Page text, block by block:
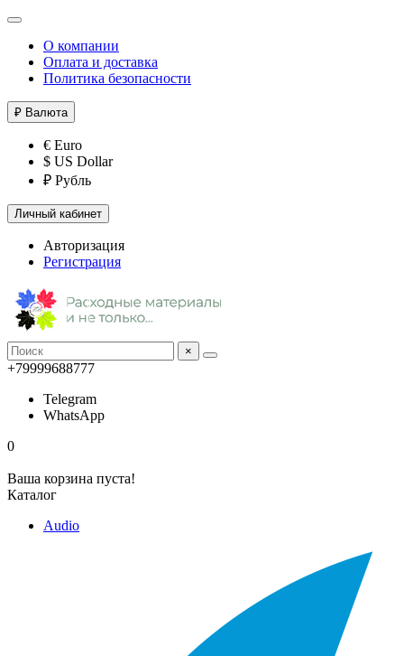
О компании
Оплата и доставка
Политика безопасности
₽ Валюта
€ Euro
$ US Dollar
₽ Рубль
Личный кабинет
Авторизация
Регистрация
×
+79999688777
Telegram
WhatsApp
0
Ваша корзина пуста!
Каталог
Audio